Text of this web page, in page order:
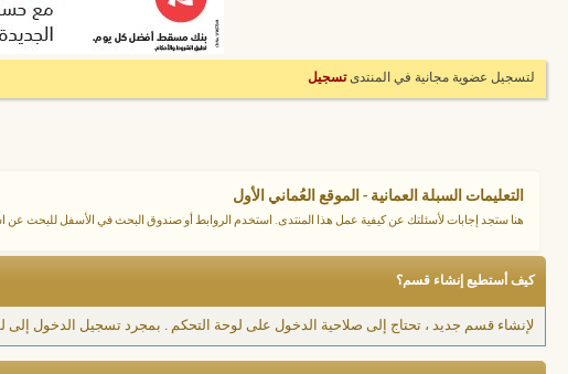
لتسجيل عضوية مجانية في المنتدىتسجيل
التعليمات السبلة العمانية - الموقع العُماني الأول
هنا ستجد إجابات لأسئلتك عن كيفية عمل هذا المنتدى. استخدم الروابط أو صندوق البحث في الأسفل للبحث
كيف أستطيع إنشاء قسم؟
لإنشاء قسم جديد ، تحتاج إلى صلاحية الدخول على لوحة التحكم . بمجرد تسجيل الدخول إلى